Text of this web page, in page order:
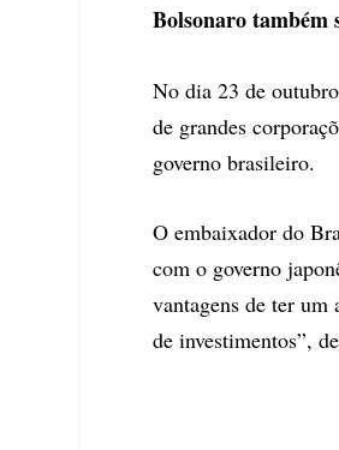
Bolsonaro
No dia 23 de
de grandes
governo brasileiro.
O embaixador do
com o governo
vantagens de ter
de investimentos”,